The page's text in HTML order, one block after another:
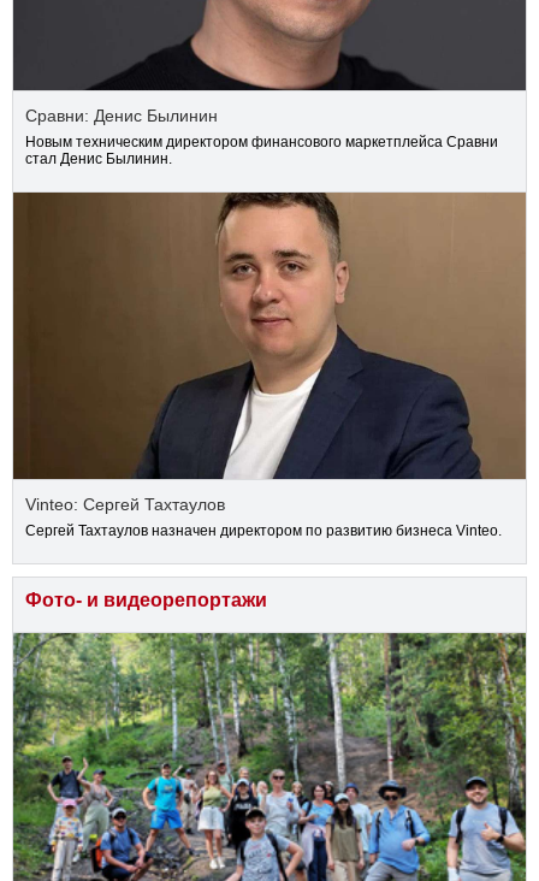
Сравни: Денис Былинин
Новым техническим директором финансового маркетплейса Сравни
стал Денис Былинин.
Vinteo: Сергей Тахтаулов
Сергей Тахтаулов назначен директором по развитию бизнеса Vinteo.
Фото- и видеорепортажи